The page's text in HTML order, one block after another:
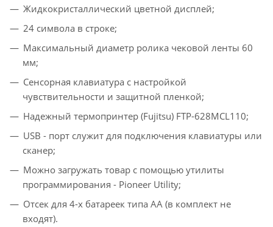
Жидкокристаллический цветной дисплей;
24 символа в строке;
Максимальный диаметр ролика чековой ленты 60
мм;
Сенсорная клавиатура с настройкой
чувствительности и защитной пленкой;
Надежный термопринтер (Fujitsu) FTP-628MCL110;
USB - порт служит для подключения клавиатуры или
сканер;
Можно загружать товар с помощью утилиты
программирования - Pioneer Utility;
Отсек для 4-х батареек типа АА (в комплект не
входят).